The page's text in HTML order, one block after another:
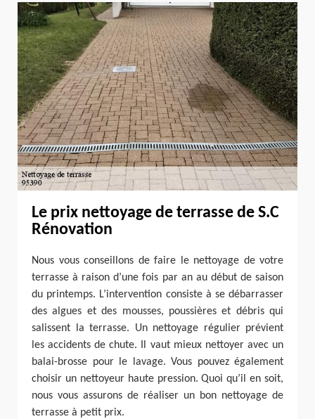
Le prix nettoyage de terrasse de S.C
Rénovation
Nous vous conseillons de faire le nettoyage de votre
terrasse à raison d’une fois par an au début de saison
du printemps. L’intervention consiste à se débarrasser
des algues et des mousses, poussières et débris qui
salissent la terrasse. Un nettoyage régulier prévient
les accidents de chute. Il vaut mieux nettoyer avec un
balai-brosse pour le lavage. Vous pouvez également
choisir un nettoyeur haute pression. Quoi qu’il en soit,
nous vous assurons de réaliser un bon nettoyage de
terrasse à petit prix.